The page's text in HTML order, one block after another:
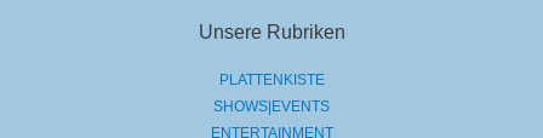
Unsere Rubriken
PLATTENKISTE
SHOWS|EVENTS
ENTERTAINMENT